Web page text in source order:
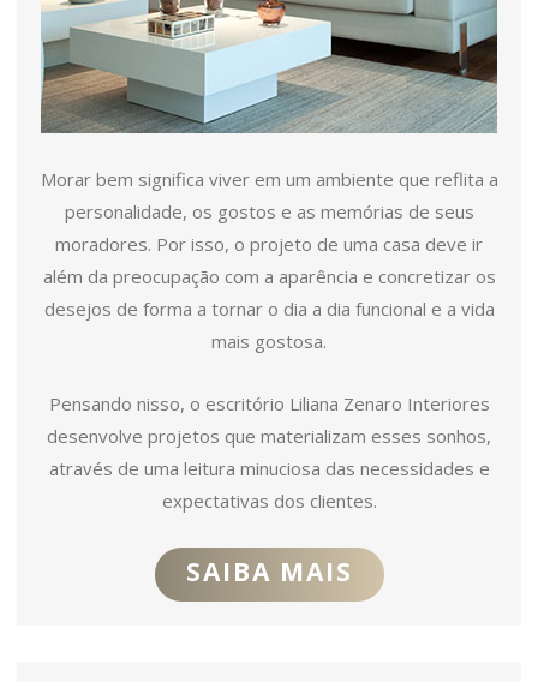
Morar bem significa viver em um ambiente que reflita a
personalidade, os gostos e as memórias de seus
moradores. Por isso, o projeto de uma casa deve ir
além da preocupação com a aparência e concretizar os
desejos de forma a tornar o dia a dia funcional e a vida
mais gostosa.
Pensando nisso, o escritório Liliana Zenaro Interiores
desenvolve projetos que materializam esses sonhos,
através de uma leitura minuciosa das necessidades e
expectativas dos clientes.
SAIBA MAIS